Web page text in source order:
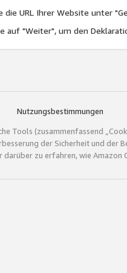
die URL Ihrer Website unter
auf "Weiter", um den
Nutzungsbestimmungen
Tools (zusammenfassend
der Sicherheit und
darüber zu erfahren, wie